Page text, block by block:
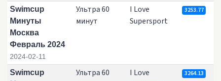
Swimcup
Минуты
Москва
Февраль 2024
2024-02-11
Ультра 60
минут
I Love
Supersport
3253.77
Swimcup
Ультра 60
I Love
3264.13